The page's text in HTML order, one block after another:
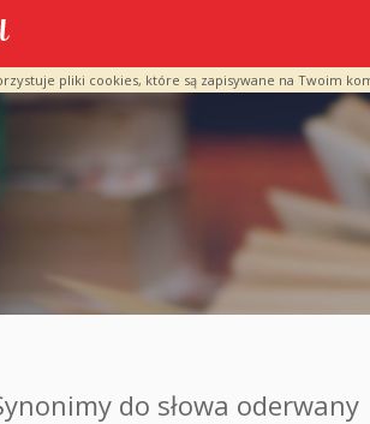
pliki cookies, które są zapisywane na Twoim
do słowa oderwany